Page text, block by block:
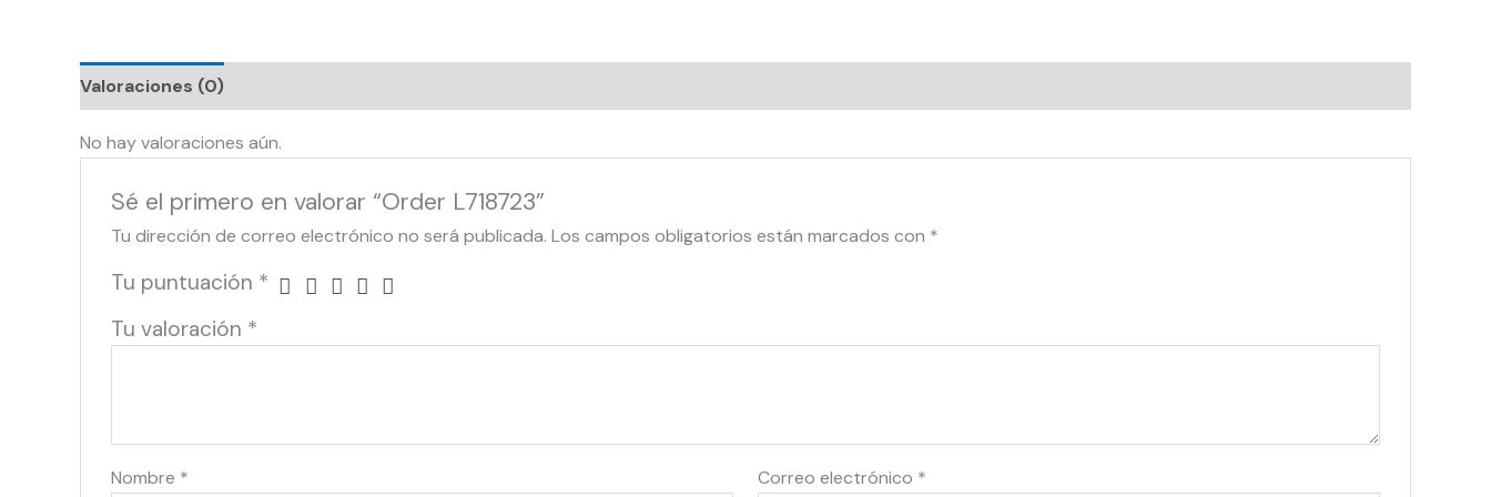
Valoraciones (0)
No hay valoraciones aún.
Sé el primero en valorar “Order L718723”
Tu dirección de correo electrónico no será publicada. Los campos obligatorios están marcados con *
Tu puntuación *
Tu valoración *
Nombre * Correo electrónico *